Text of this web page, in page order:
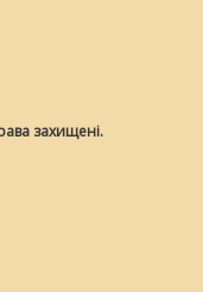
захищені.